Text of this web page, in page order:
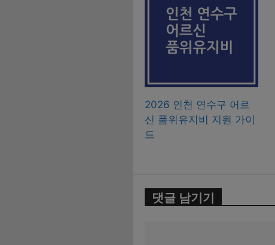
2026 인천 연수구 어르
신 품위유지비 지원 가이
드
댓글 남기기